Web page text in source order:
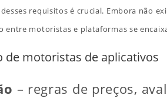
requisitos é crucial. Embora não
entre motoristas e plataformas se
de motoristas de aplicativos
– regras de preços,